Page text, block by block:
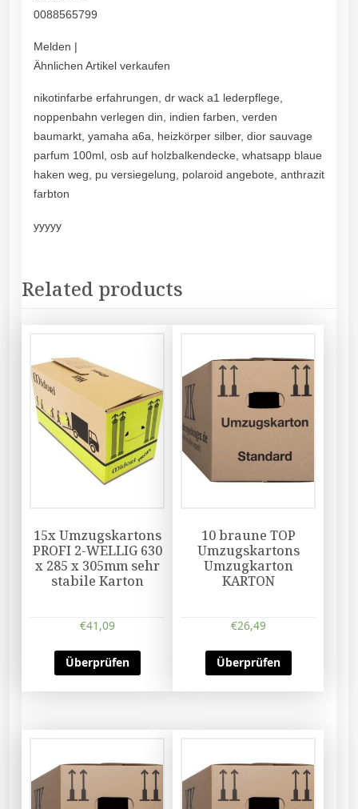
0088565799
Melden |
Ähnlichen Artikel verkaufen
nikotinfarbe erfahrungen, dr wack a1 lederpflege,
noppenbahn verlegen din, indien farben, verden
baumarkt, yamaha a6a, heizkörper silber, dior sauvage
parfum 100ml, osb auf holzbalkendecke, whatsapp blaue
haken weg, pu versiegelung, polaroid angebote, anthrazit
farbton
yyyyy
Related products
15x Umzugskartons
PROFI 2-WELLIG 630
x 285 x 305mm sehr
stabile Karton
€41,09
Überprüfen
10 braune TOP
Umzugskartons
Umzugkarton
KARTON
€26,49
Überprüfen